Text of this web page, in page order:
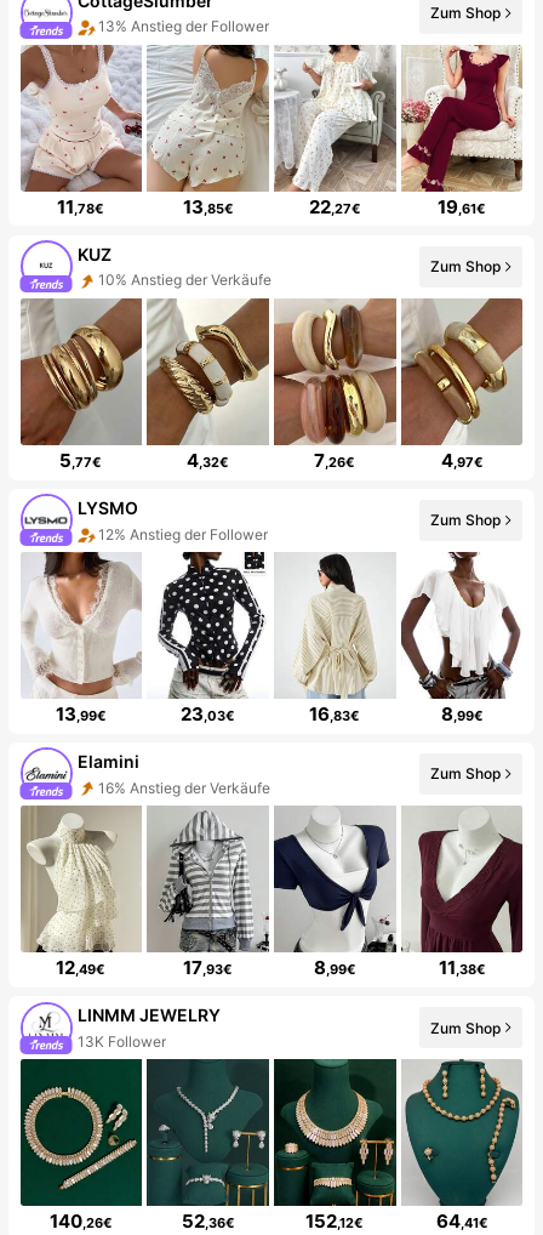
13% Anstieg der Follower
Zum Shop
11,78€ 13,85€ 22,27€ 19,61€
KUZ
10% Anstieg der Verkäufe
Zum Shop
5,77€ 4,32€ 7,26€ 4,97€
LYSMO
12% Anstieg der Follower
Zum Shop
13,99€ 23,03€ 16,83€ 8,99€
Elamini
16% Anstieg der Verkäufe
Zum Shop
12,49€ 17,93€ 8,99€ 11,38€
LINMM JEWELRY
13K Follower
Zum Shop
140,26€ 52,36€ 152,12€ 64,41€